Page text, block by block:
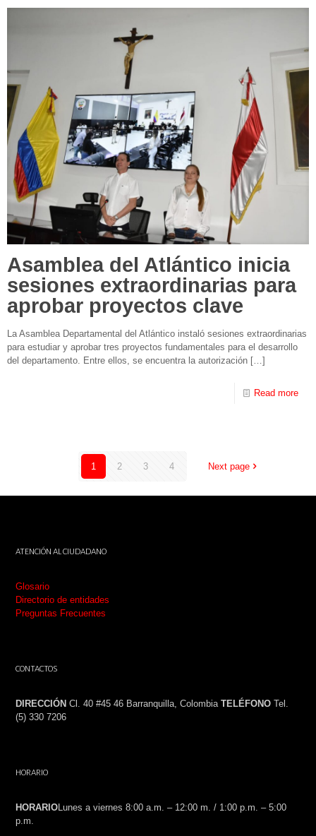
Asamblea del Atlántico inicia
sesiones extraordinarias para
aprobar proyectos clave
La Asamblea Departamental del Atlántico instaló sesiones extraordinarias
para estudiar y aprobar tres proyectos fundamentales para el desarrollo
del departamento. Entre ellos, se encuentra la autorización […]
Read more
1 2 3 4 Next page
ATENCIÓN AL CIUDADANO
Glosario
Directorio de entidades
Preguntas Frecuentes
CONTACTOS
DIRECCIÓN Cl. 40 #45 46 Barranquilla, Colombia TELÉFONO Tel.
(5) 330 7206
HORARIO
HORARIOLunes a viernes 8:00 a.m. – 12:00 m. / 1:00 p.m. – 5:00
p.m.